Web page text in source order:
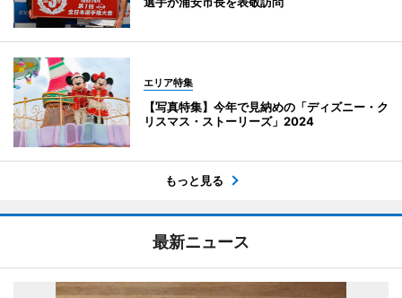
エリア特集
【写真特集】今年で見納めの「ディズニー・ク
リスマス・ストーリーズ」2024
もっと見る
最新ニュース